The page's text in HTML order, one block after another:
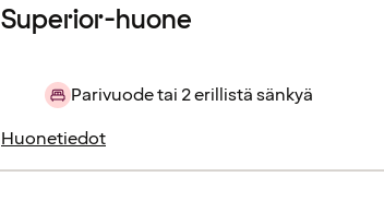
Superior-huone
Parivuode tai 2 erillistä sänkyä
Huonetiedot